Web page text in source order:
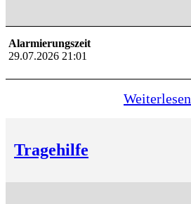
Alarmierungszeit
29.07.2026 21:01
Weiterlesen
Tragehilfe